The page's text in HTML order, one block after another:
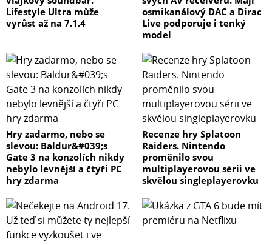
Lifestyle Ultra může
vyrůst až na 7.1.4
osmikanálový DAC a Dirac
Live podporuje i tenký
model
Hry zadarmo, nebo se
slevou: Baldur&#039;s
Gate 3 na konzolích nikdy
nebylo levnější a čtyři PC
hry zdarma
Recenze hry Splatoon
Raiders. Nintendo
proměnilo svou
multiplayerovou sérii ve
skvělou singleplayerovku